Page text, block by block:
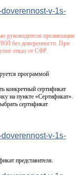
руководителя организации
без доверенности. При
отказ от СФР.
программой
конкретный сертификат
на пункте «Сертификат».
сертификат
представителя.